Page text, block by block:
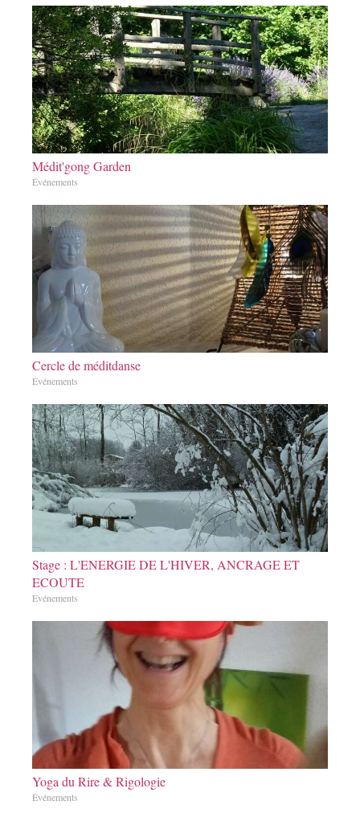
Médit'gong Garden
Événements
Cercle de méditdanse
Événements
Stage : L'ENERGIE DE L'HIVER, ANCRAGE ET
ECOUTE
Événements
Yoga du Rire & Rigologie
Événements